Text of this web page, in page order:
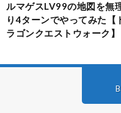
ルマゲスLV99の地図を無
り4ターンでやってみた【
ラゴンクエストウォーク】